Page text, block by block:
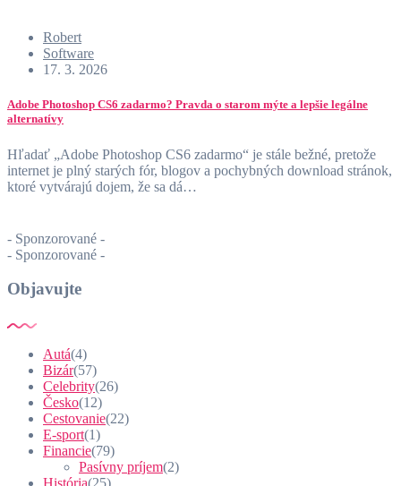
Robert
Software
17. 3. 2026
Adobe Photoshop CS6 zadarmo? Pravda o starom mýte a lepšie legálne
alternatívy
Hľadať „Adobe Photoshop CS6 zadarmo“ je stále bežné, pretože
internet je plný starých fór, blogov a pochybných download stránok,
ktoré vytvárajú dojem, že sa dá…
- Sponzorované -
- Sponzorované -
Objavujte
Autá(4)
Bizár(57)
Celebrity(26)
Česko(12)
Cestovanie(22)
E-sport(1)
Financie(79)
Pasívny príjem(2)
História(25)